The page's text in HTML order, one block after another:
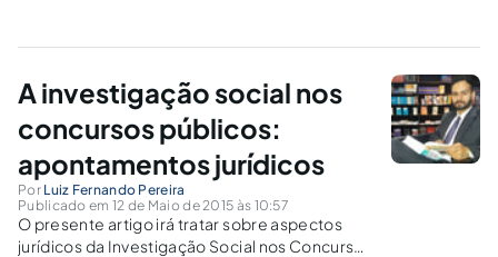
A investigação social nos
concursos públicos:
apontamentos jurídicos
Por Luiz Fernando Pereira
Publicado em 12 de Maio de 2015 às 10:57
O presente artigo irá tratar sobre aspectos
jurídicos da Investigação Social nos Concursos